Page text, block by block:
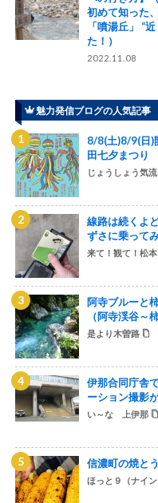
初めて知った
「噴湯丘」 “
た！）
2022.11.08
魅力発信ブログの人気記事
8/8(土)8/9(日)
田七夕まつり
じょうしょう気流
線路は続くよ
ずさに乗って
来て！観て！松
阿寺ブルーと
（阿寺渓谷～
是より木曽路
伊那合同庁舎
ーション撮影
い～な 上伊那
信濃町の焼と
ほっと９（ナイ